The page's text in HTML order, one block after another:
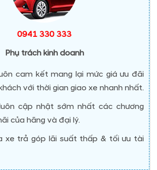
0941 330 333
Phụ trách kinh doanh
cam kết mang lại mức giá ưu đãi
với thời gian giao xe nhanh nhất.
cập nhật sớm nhất các chương
của hãng và đại lý.
xe trả góp lãi suất thấp & tối ưu tài